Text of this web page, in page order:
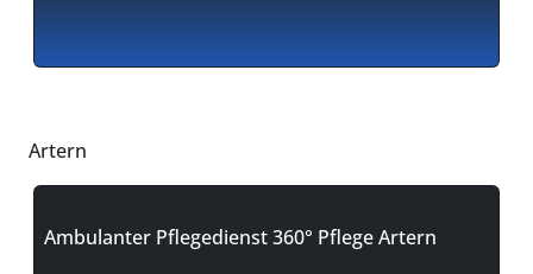
Artern
Ambulanter Pflegedienst 360° Pflege Artern